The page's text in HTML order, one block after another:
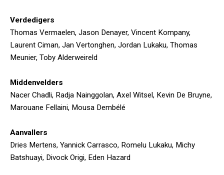
Verdedigers
Thomas Vermaelen, Jason Denayer, Vincent Kompany,
Laurent Ciman, Jan Vertonghen, Jordan Lukaku, Thomas
Meunier, Toby Alderweireld
Middenvelders
Nacer Chadli, Radja Nainggolan, Axel Witsel, Kevin De Bruyne,
Marouane Fellaini, Mousa Dembélé
Aanvallers
Dries Mertens, Yannick Carrasco, Romelu Lukaku, Michy
Batshuayi, Divock Origi, Eden Hazard